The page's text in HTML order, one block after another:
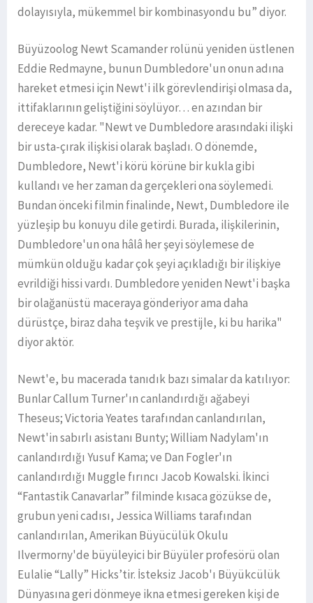
dolayısıyla, mükemmel bir kombinasyondu bu” diyor.
Büyüzoolog Newt Scamander rolünü yeniden üstlenen
Eddie Redmayne, bunun Dumbledore'un onun adına
hareket etmesi için Newt'i ilk görevlendirişi olmasa da,
ittifaklarının geliştiğini söylüyor… en azından bir
dereceye kadar. "Newt ve Dumbledore arasındaki ilişki
bir usta-çırak ilişkisi olarak başladı. O dönemde,
Dumbledore, Newt'i körü körüne bir kukla gibi
kullandı ve her zaman da gerçekleri ona söylemedi.
Bundan önceki filmin finalinde, Newt, Dumbledore ile
yüzleşip bu konuyu dile getirdi. Burada, ilişkilerinin,
Dumbledore'un ona hâlâ her şeyi söylemese de
mümkün olduğu kadar çok şeyi açıkladığı bir ilişkiye
evrildiği hissi vardı. Dumbledore yeniden Newt'i başka
bir olağanüstü maceraya gönderiyor ama daha
dürüstçe, biraz daha teşvik ve prestijle, ki bu harika"
diyor aktör.
Newt'e, bu macerada tanıdık bazı simalar da katılıyor:
Bunlar Callum Turner'ın canlandırdığı ağabeyi
Theseus; Victoria Yeates tarafından canlandırılan,
Newt'in sabırlı asistanı Bunty; William Nadylam'ın
canlandırdığı Yusuf Kama; ve Dan Fogler'ın
canlandırdığı Muggle fırıncı Jacob Kowalski. İkinci
“Fantastik Canavarlar” filminde kısaca gözükse de,
grubun yeni cadısı, Jessica Williams tarafından
canlandırılan, Amerikan Büyücülük Okulu
Ilvermorny'de büyüleyici bir Büyüler profesörü olan
Eulalie “Lally” Hicks’tir. İsteksiz Jacob'ı Büyükcülük
Dünyasına geri dönmeye ikna etmesi gereken kişi de